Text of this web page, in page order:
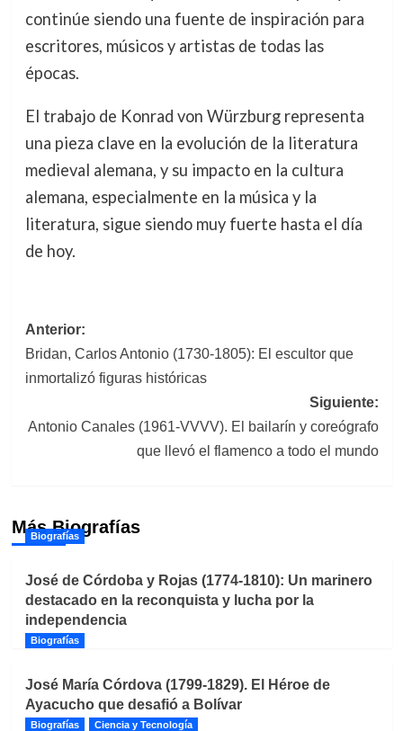
continúe siendo una fuente de inspiración para
escritores, músicos y artistas de todas las
épocas.
El trabajo de Konrad von Würzburg representa
una pieza clave en la evolución de la literatura
medieval alemana, y su impacto en la cultura
alemana, especialmente en la música y la
literatura, sigue siendo muy fuerte hasta el día
de hoy.
Navegación
de
entradas
Anterior:
Bridan, Carlos Antonio (1730-1805): El escultor que
inmortalizó figuras históricas
Siguiente:
Antonio Canales (1961-VVVV). El bailarín y coreógrafo
que llevó el flamenco a todo el mundo
Más Biografías
Biografías
José de Córdoba y Rojas (1774-1810): Un marinero
destacado en la reconquista y lucha por la
independencia
Biografías
José María Córdova (1799-1829). El Héroe de
Ayacucho que desafió a Bolívar
Biografías Ciencia y Tecnología